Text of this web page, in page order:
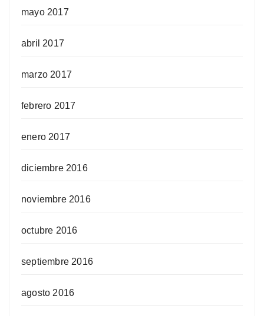
mayo 2017
abril 2017
marzo 2017
febrero 2017
enero 2017
diciembre 2016
noviembre 2016
octubre 2016
septiembre 2016
agosto 2016